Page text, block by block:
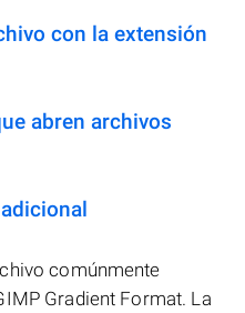
con la extensión
abren archivos
comúnmente
Gradient Format. La